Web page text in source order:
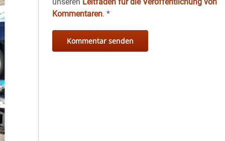
Kommentaren.*